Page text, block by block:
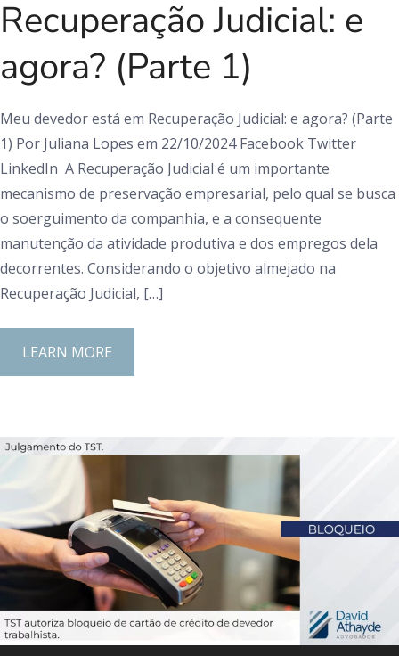
Recuperação Judicial: e
agora? (Parte 1)
Meu devedor está em Recuperação Judicial: e agora? (Parte
1) Por Juliana Lopes em 22/10/2024 Facebook Twitter
LinkedIn A Recuperação Judicial é um importante
mecanismo de preservação empresarial, pelo qual se busca
o soerguimento da companhia, e a consequente
manutenção da atividade produtiva e dos empregos dela
decorrentes. Considerando o objetivo almejado na
Recuperação Judicial, […]
LEARN MORE